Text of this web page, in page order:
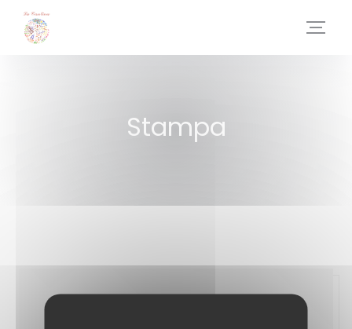
Personalizzazione delle tue scelte sui cookie
Stampa